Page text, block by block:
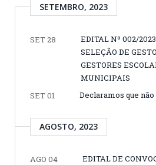
SETEMBRO, 2023
SET 28
EDITAL Nº 002/2023
SELEÇÃO DE
GESTORES
MUNICIPAIS
SET 01
Declaramos que
AGOSTO, 2023
AGO 04
EDITAL DE